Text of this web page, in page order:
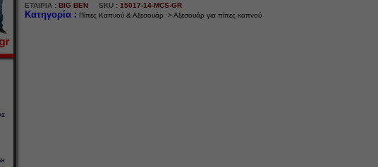
ΕΤΑΙΡΙΑ : BIG BEN SKU : 15017-14-MCS-GR
Κατηγορία : Πίπες Καπνού & Αξεσουάρ > Αξεσουάρ για πίπες καπνού